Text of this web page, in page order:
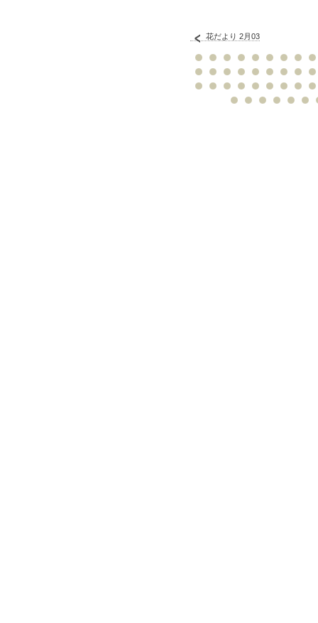
花だより 2月03